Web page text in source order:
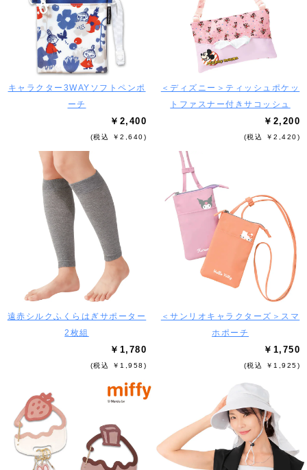
キャラクター3WAYソフトペンポ
ーチ
￥2,400
(税込 ￥2,640)
＜ディズニー＞ティッシュポケッ
トファスナー付きサコッシュ
￥2,200
(税込 ￥2,420)
遠赤シルクふくらはぎサポーター
2枚組
￥1,780
(税込 ￥1,958)
＜サンリオキャラクターズ＞スマ
ホポーチ
￥1,750
(税込 ￥1,925)